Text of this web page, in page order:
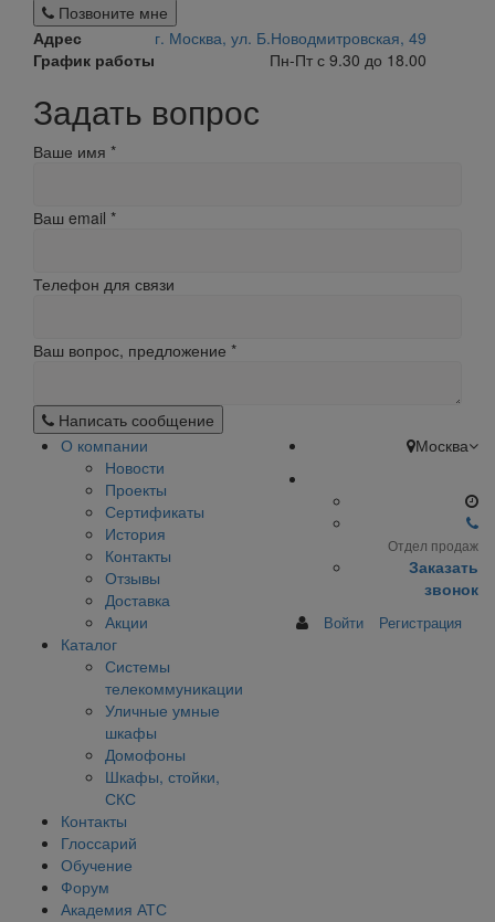
Позвоните мне
Адрес
г. Москва, ул. Б.Новодмитровская, 49
График работы
Пн-Пт с 9.30 до 18.00
Задать вопрос
Ваше имя *
Ваш email *
Телефон для связи
Ваш вопрос, предложение *
Написать сообщение
О компании
Новости
Проекты
Сертификаты
История
Контакты
Отзывы
Доставка
Акции
Каталог
Системы
телекоммуникации
Уличные умные
шкафы
Домофоны
Шкафы, стойки,
СКС
Контакты
Глоссарий
Обучение
Форум
Академия АТС
Москва
Отдел продаж
Заказать
звонок
Войти Регистрация